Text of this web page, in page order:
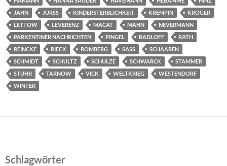
JAHN
JÜRSS KINDERSTERBLICHKEIT KREMPIN
KRÖGER
LETTOW
LEVERENZ MACAT MAHN
NEVERMANN
PARKENTINER NACHRICHTEN
PINGEL RADLOFF
RATH
REINCKE
RIECK ROMBERG SASS
SCHAAREN
SCHMIDT
SCHULTZ SCHULZE SCHWARCK
STAMMER
STUHR
TARNOW VICK WELTKRIEG
WESTENDORF
WINTER
Schlagwörter